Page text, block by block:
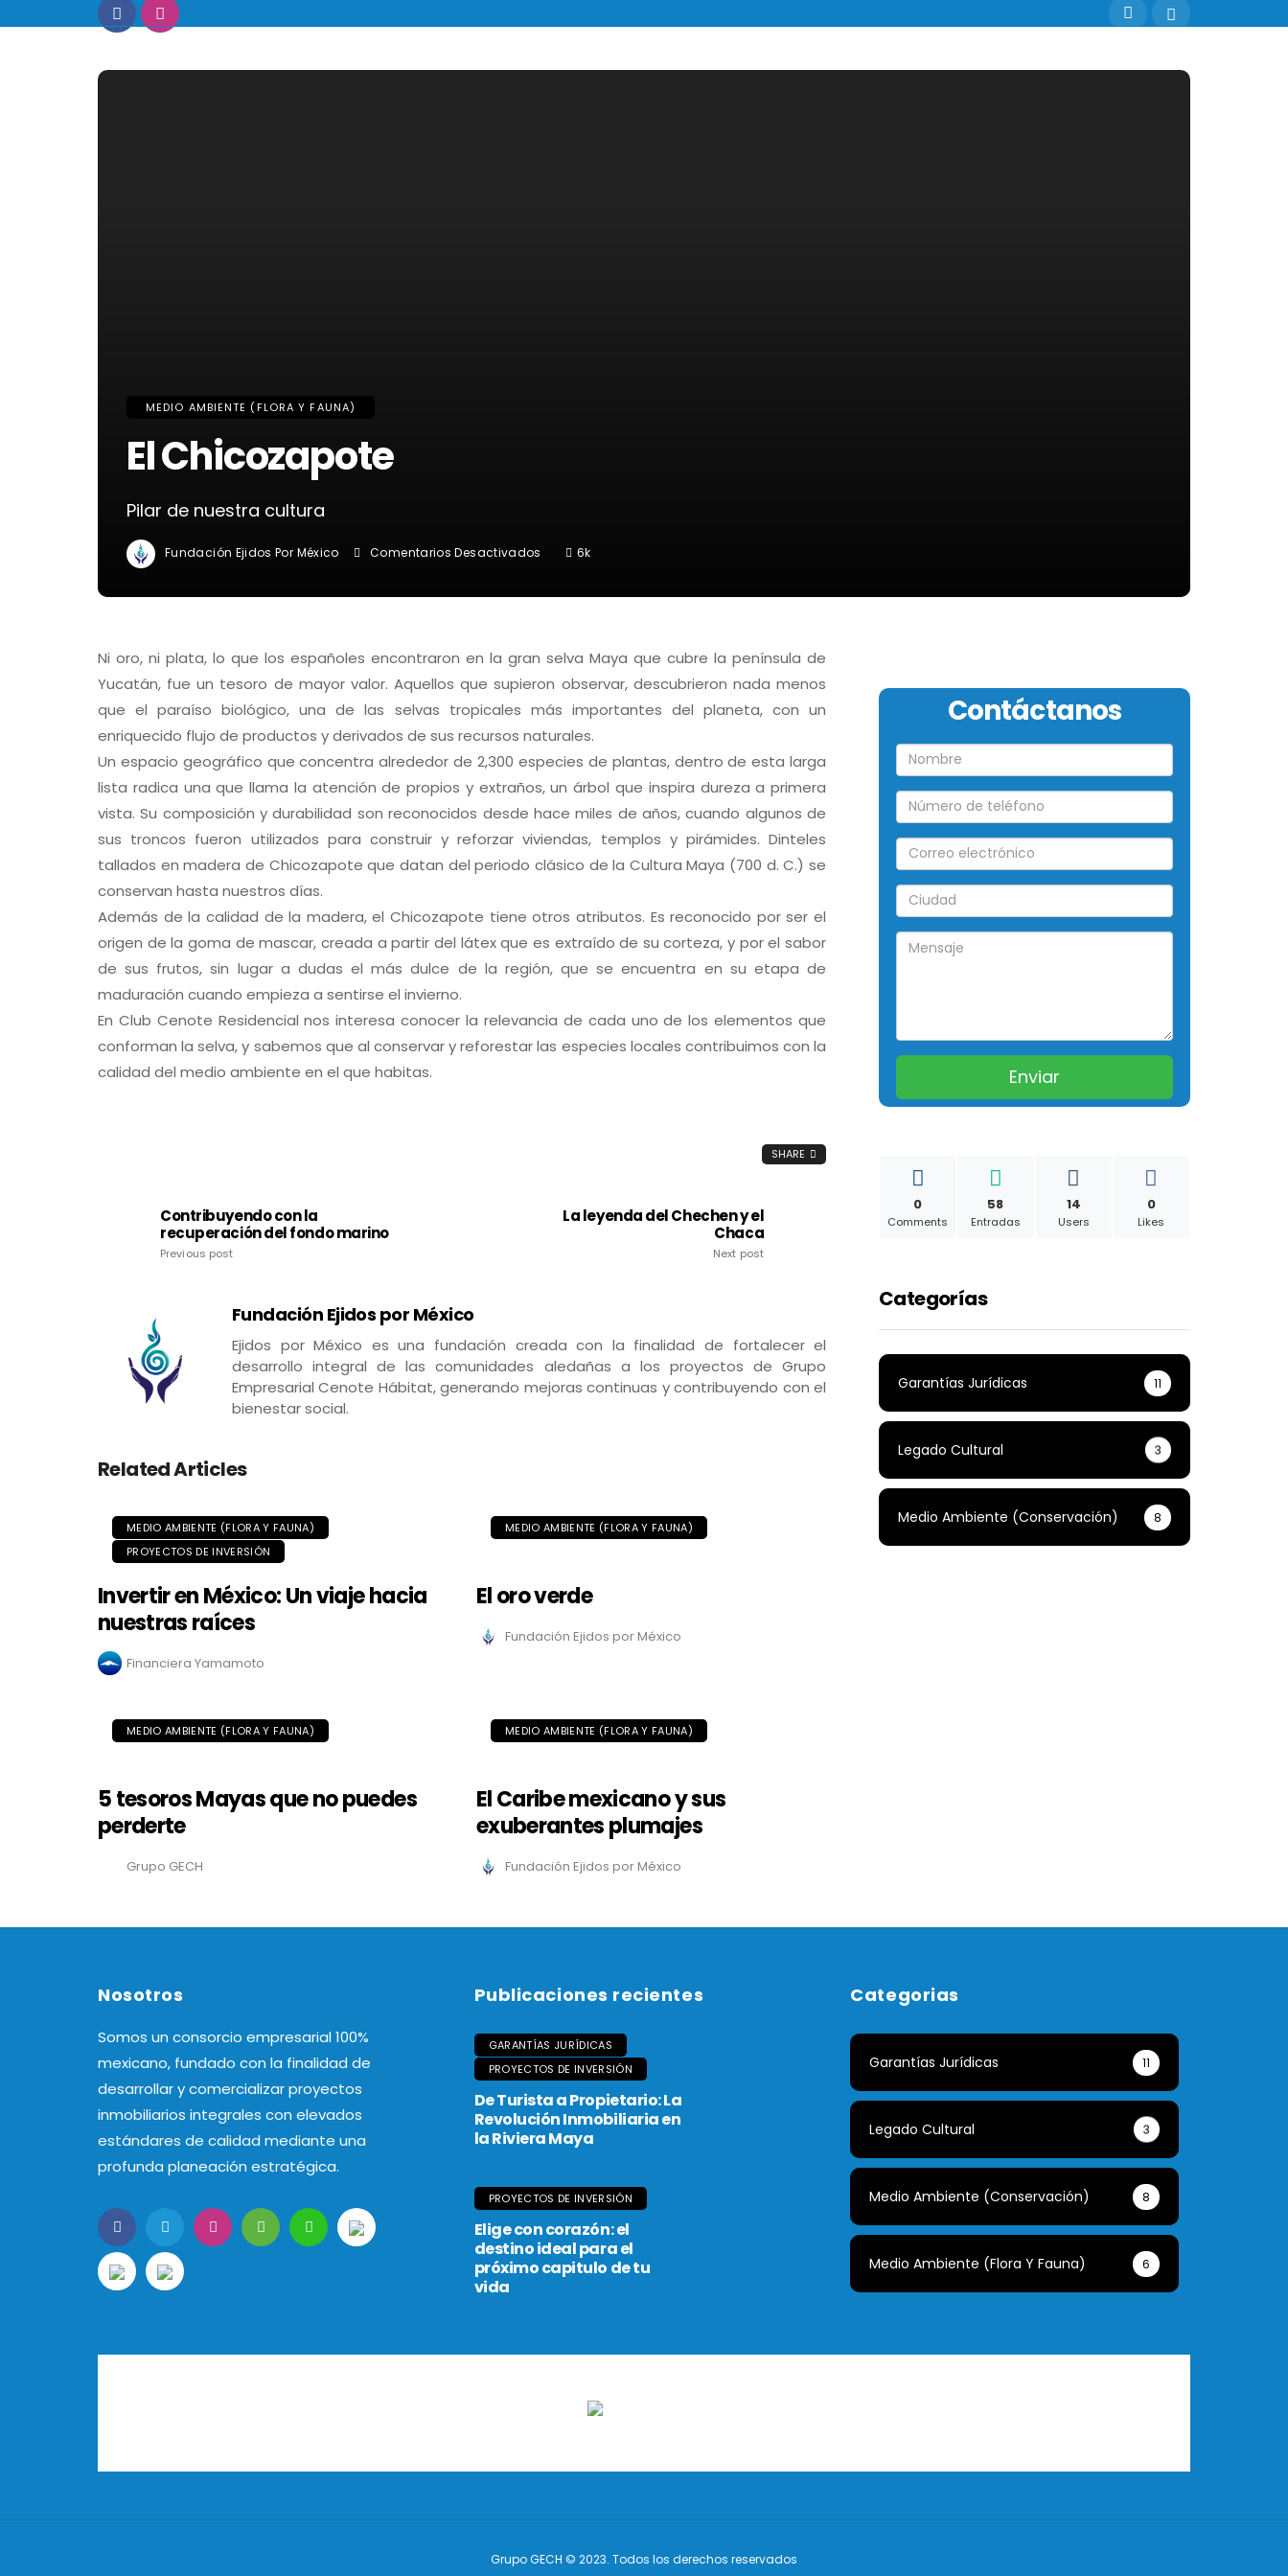
MEDIO AMBIENTE (FLORA Y FAUNA)
El Chicozapote
Pilar de nuestra cultura
Fundación Ejidos Por México Comentarios Desactivados 6k
Ni oro, ni plata, lo que los españoles encontraron en la gran selva Maya que cubre la península de
Yucatán, fue un tesoro de mayor valor. Aquellos que supieron observar, descubrieron nada menos
que el paraíso biológico, una de las selvas tropicales más importantes del planeta, con un
enriquecido flujo de productos y derivados de sus recursos naturales.
Un espacio geográfico que concentra alrededor de 2,300 especies de plantas, dentro de esta larga
lista radica una que llama la atención de propios y extraños, un árbol que inspira dureza a primera
vista. Su composición y durabilidad son reconocidos desde hace miles de años, cuando algunos de
sus troncos fueron utilizados para construir y reforzar viviendas, templos y pirámides.Dinteles
tallados en madera de Chicozapote que datan del periodo clásico de la Cultura Maya (700 d. C.) se
conservan hasta nuestros días.
Además de la calidad de la madera, el Chicozapote tiene otros atributos. Es reconocido por ser el
origen de la goma de mascar, creada a partir del látex que es extraído de su corteza, y por el sabor
de sus frutos, sin lugar a dudas el más dulce de la región, que se encuentra en su etapa de
maduración cuando empieza a sentirse el invierno.
En Club Cenote Residencial nos interesa conocer la relevancia de cada uno de los elementos que
conforman la selva, y sabemos que al conservar y reforestar las especies locales contribuimos con la
calidad del medio ambiente en el que habitas.
SHARE
Contribuyendo con la
recuperación del fondo marino
Previous post
La leyenda del Chechen y el
Chaca
Next post
Fundación Ejidos por México
Ejidos por México es una fundación creada con la finalidad de fortalecer el
desarrollo integral de las comunidades aledañas a los proyectos de Grupo
Empresarial Cenote Hábitat, generando mejoras continuas y contribuyendo con el
bienestar social.
Related Articles
MEDIO AMBIENTE (FLORA Y FAUNA)
PROYECTOS DE INVERSIÓN
Invertir en México: Un viaje hacia
nuestras raíces
Financiera Yamamoto
MEDIO AMBIENTE (FLORA Y FAUNA)
El oro verde
Fundación Ejidos por México
MEDIO AMBIENTE (FLORA Y FAUNA)
5 tesoros Mayas que no puedes
perderte
Grupo GECH
MEDIO AMBIENTE (FLORA Y FAUNA)
El Caribe mexicano y sus
exuberantes plumajes
Fundación Ejidos por México
Contáctanos
0
Comments
58
Entradas
14
Users
0
Likes
Categorías
Garantías Jurídicas 11
Legado Cultural 3
Medio Ambiente (conservación) 8
Nosotros
Somos un consorcio empresarial 100%
mexicano, fundado con la finalidad de
desarrollar y comercializar proyectos
inmobiliarios integrales con elevados
estándares de calidad mediante una
profunda planeación estratégica.
Publicaciones recientes
GARANTÍAS JURÍDICAS
PROYECTOS DE INVERSIÓN
De Turista a Propietario: La
Revolución Inmobiliaria en
la Riviera Maya
PROYECTOS DE INVERSIÓN
Elige con corazón: el
destino ideal para el
próximo capitulo de tu
vida
Categorias
Garantías Jurídicas 11
Legado Cultural 3
Medio Ambiente (conservación) 8
Medio Ambiente (flora Y Fauna) 6
Grupo GECH © 2023. Todos los derechos reservados